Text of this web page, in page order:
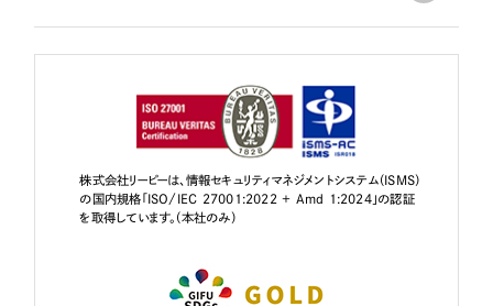
株式会社リーピーは、情報セキュリティマネジメントシステム（ISMS）
の国内規格「ISO/IEC 27001:2022 + Amd 1:2024」の認証
を取得しています。（本社のみ）